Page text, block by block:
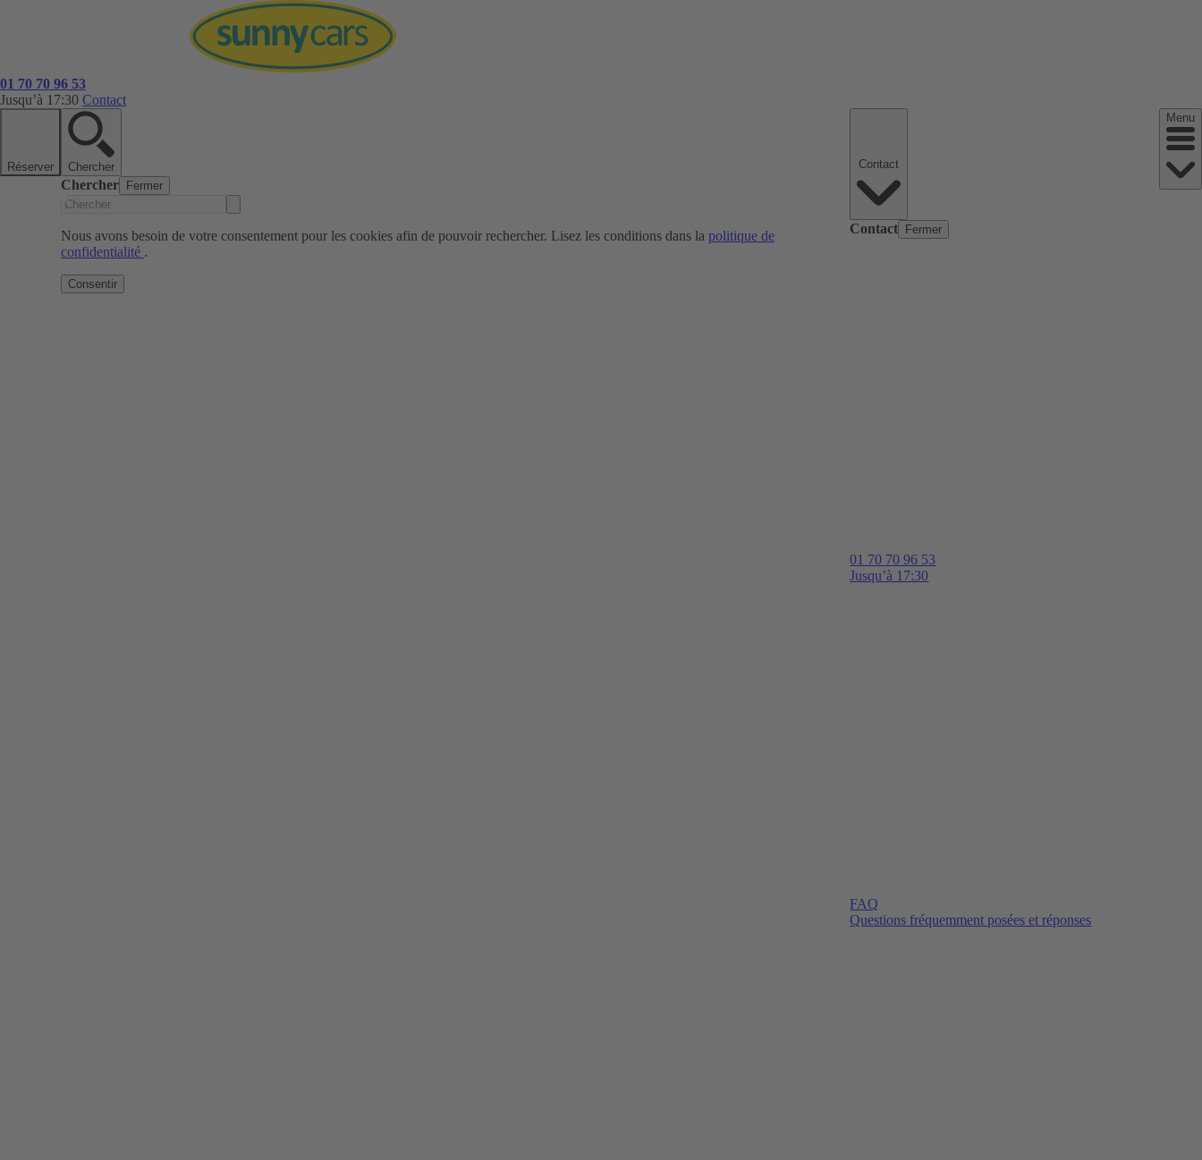
01 70 70 96 53
Jusqu’à 17:30 Contact
Réserver Chercher
Chercher Fermer
Nous avons besoin de votre consentement pour les cookies afin de pouvoir rechercher. Lisez les conditions dans la politique de
confidentialité .
Consentir
Contact Fermer
01 70 70 96 53
Jusqu’à 17:30
FAQ
Questions fréquemment posées et réponses
Menu